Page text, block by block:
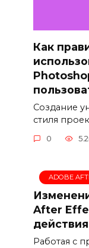
Как
Создание
стиля
0
ADOBE
After
действия
Работая с